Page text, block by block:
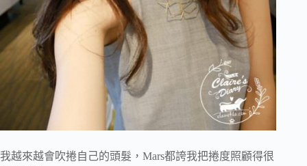
我越來越會吹捲自己的頭髮，Mars都誇我把捲度照顧得很